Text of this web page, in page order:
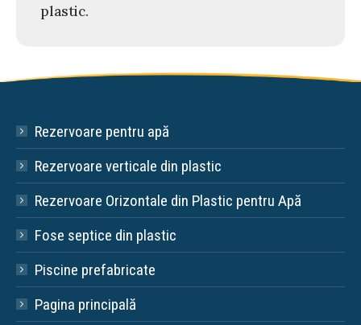
plastic.
Rezervoare pentru apă
Rezervoare verticale din plastic
Rezervoare Orizontale din Plastic pentru Apă
Fose septice din plastic
Piscine prefabricate
Pagina principală